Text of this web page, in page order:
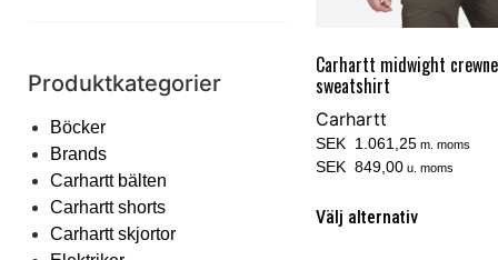
Produktkategorier
Böcker
Brands
Carhartt bälten
Carhartt shorts
Carhartt skjortor
Carhartt midwight
sweatshirt
Carhartt
SEK 1.061,25m. moms
SEK 849,00u. moms
Välj alternativ